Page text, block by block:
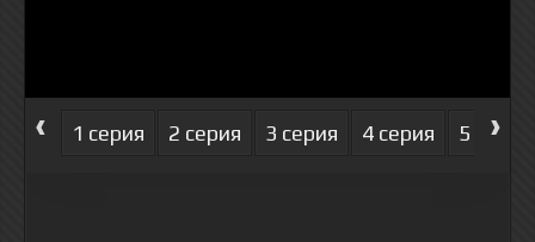
‹ 1 серия 2 серия 3 серия 4 серия 5 серия
›